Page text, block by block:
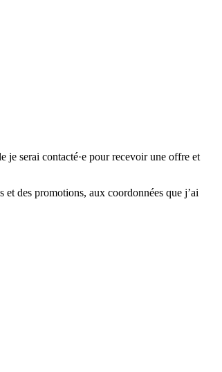
serai contacté·e pour recevoir une offre et
des promotions, aux coordonnées que j’ai